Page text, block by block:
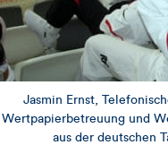
Jasmin Ernst,
Wertpapierbetreuung und
aus der deutschen